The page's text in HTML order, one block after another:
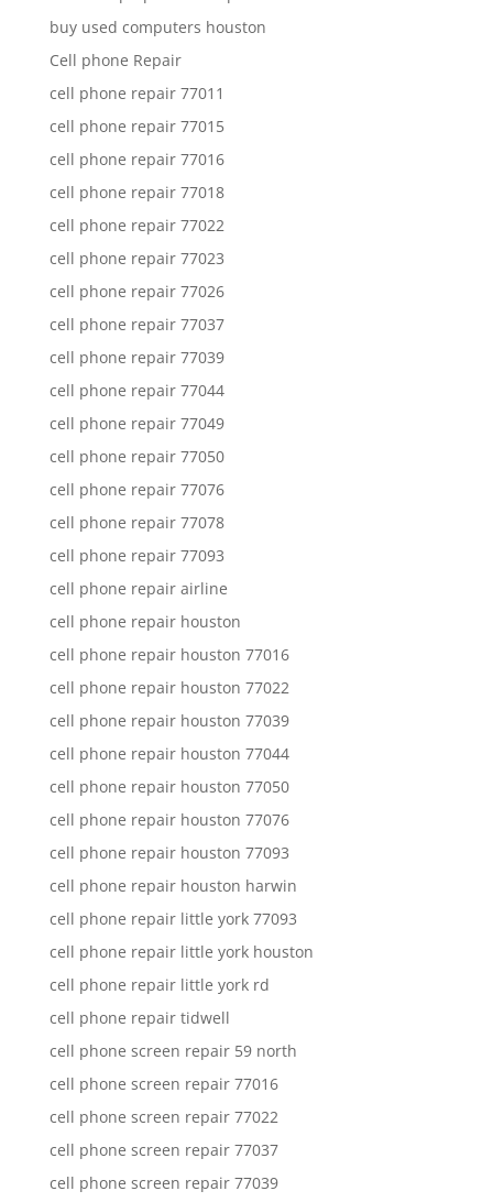
buy used computers houston
Cell phone Repair
cell phone repair 77011
cell phone repair 77015
cell phone repair 77016
cell phone repair 77018
cell phone repair 77022
cell phone repair 77023
cell phone repair 77026
cell phone repair 77037
cell phone repair 77039
cell phone repair 77044
cell phone repair 77049
cell phone repair 77050
cell phone repair 77076
cell phone repair 77078
cell phone repair 77093
cell phone repair airline
cell phone repair houston
cell phone repair houston 77016
cell phone repair houston 77022
cell phone repair houston 77039
cell phone repair houston 77044
cell phone repair houston 77050
cell phone repair houston 77076
cell phone repair houston 77093
cell phone repair houston harwin
cell phone repair little york 77093
cell phone repair little york houston
cell phone repair little york rd
cell phone repair tidwell
cell phone screen repair 59 north
cell phone screen repair 77016
cell phone screen repair 77022
cell phone screen repair 77037
cell phone screen repair 77039